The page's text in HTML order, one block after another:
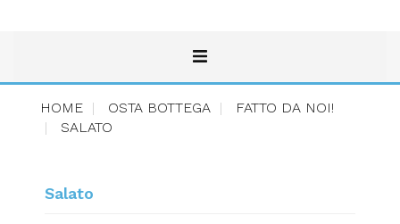
HOME OSTA BOTTEGA
FATTO DA NOI!
SALATO
Salato